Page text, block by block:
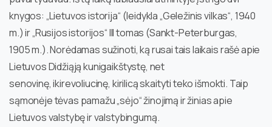
knygos: „Lietuvos istorija“ (leidykla „Geležinis vilkas“, 1940
m.) ir „Rusijos istorijos“ III tomas (Sankt-Peterburgas,
1905 m.). Norėdamas sužinoti, ką rusai tais laikais rašė apie
Lietuvos Didžiąją kunigaikštystę, net
senovinę, ikirevoliucinę, kirilicą skaityti teko išmokti. Taip
sąmonėje tėvas pamažu „sėjo“ žinojimą ir žinias apie
Lietuvos valstybę ir valstybingumą.